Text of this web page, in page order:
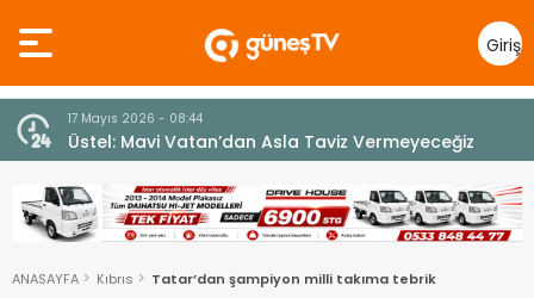
Giriş
Yap
7 Ağustos 2026 - 12:36
ÜSTEL: “ERENKÖY RUHU SONSUZA DEK YAŞAYACAK”
ANASAYFA Kıbrıs Tatar’dan şampiyon milli takıma tebrik